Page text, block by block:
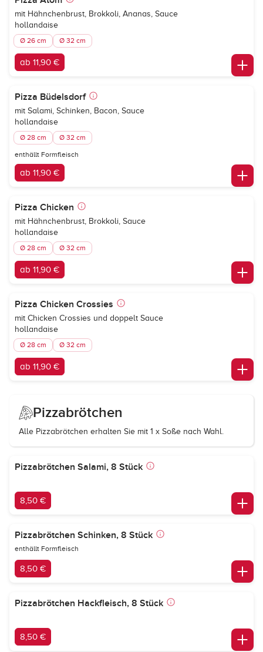
mit Hähnchenbrust, Brokkoli, Ananas, Sauce
hollandaise
Ø 26 cm Ø 32 cm
ab 11,90 €
Pizza Büdelsdorf
mit Salami, Schinken, Bacon, Sauce
hollandaise
Ø 28 cm Ø 32 cm
enthällt Formfleisch
ab 11,90 €
Pizza Chicken
mit Hähnchenbrust, Brokkoli, Sauce
hollandaise
Ø 28 cm Ø 32 cm
ab 11,90 €
Pizza Chicken Crossies
mit Chicken Crossies und doppelt Sauce
hollandaise
Ø 28 cm Ø 32 cm
ab 11,90 €
Pizzabrötchen
Alle Pizzabrötchen erhalten Sie mit 1 x Soße nach Wahl.
Pizzabrötchen Salami, 8 Stück
8,50 €
Pizzabrötchen Schinken, 8 Stück
enthällt Formfleisch
8,50 €
Pizzabrötchen Hackfleisch, 8 Stück
8,50 €